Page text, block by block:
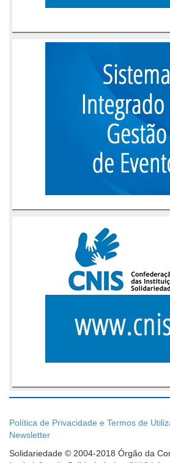
Política de Privacidade e Termos de
Newsletter
Solidariedade © 2004-2018 Órgão da